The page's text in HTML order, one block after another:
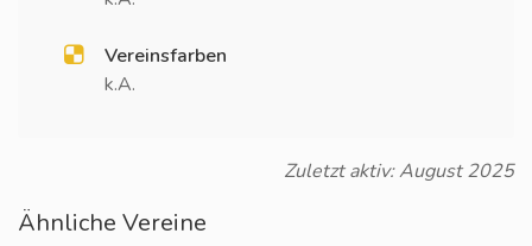
Vereinsfarben
k.A.
Zuletzt aktiv: August 2025
Ähnliche Vereine